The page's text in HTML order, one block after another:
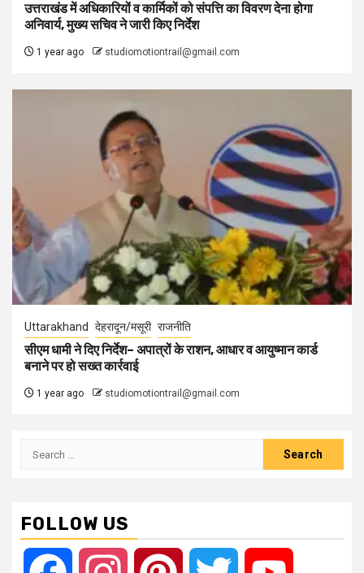
उत्तराखंड में अधिकारियों व कार्मिकों को संपत्ति का विवरण देना होगा
अनिवार्य, मुख्य सचिव ने जारी किए निर्देश
1 year ago studiomotiontrail@gmail.com
Uttarakhand देहरादून/मसूरी राजनीति
सीएम धामी ने दिए निर्देश– अपात्रों के राशन, आधार व आयुष्मान कार्ड
बनाने पर हो सख्त कार्रवाई
1 year ago studiomotiontrail@gmail.com
Search
FOLLOW US